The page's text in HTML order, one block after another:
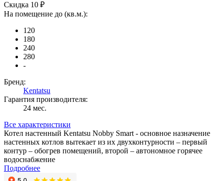
Скидка 10 ₽
На помещение до (кв.м.):
120
180
240
280
-
Бренд:
Kentatsu
Гарантия производителя:
24 мес.
Все характеристики
Котел настенный Kentatsu Nobby Smart - основное назначение
настенных котлов вытекает из их двухконтурности – первый
контур – обогрев помещений, второй – автономное горячее
водоснабжение
Подробнее